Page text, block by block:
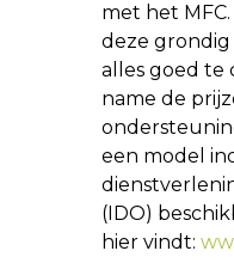
met het
deze
alles goed te
name de
een model
(IDO)
hier vindt: